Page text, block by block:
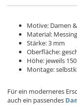
Motive: Damen
Material: Messing
Stärke: 3 mm
Oberfläche:
Höhe: jeweils
Montage:
Für ein moderneres
auch ein passendes